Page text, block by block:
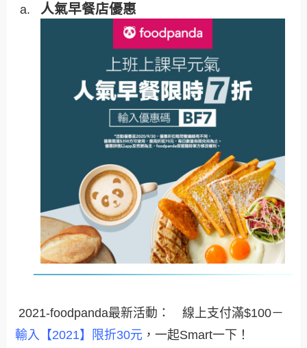
人氣早餐店優惠
2021-foodpanda最新活動： 線上支付滿$100－
輸入【2021】限折30元 ，一起Smart一下！